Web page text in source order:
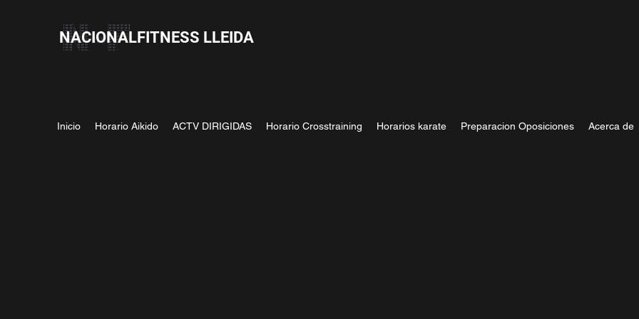
NACIONALFITNESS LLEIDA
Inicio Horario Aikido ACTV DIRIGIDAS Horario Crosstraining Horarios karate Preparacion Oposiciones Acerca de